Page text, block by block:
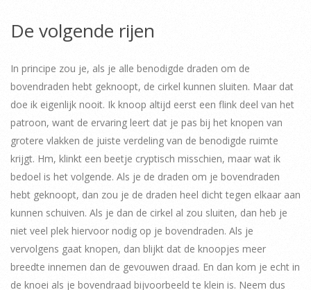
De volgende rijen
In principe zou je, als je alle benodigde draden om de
bovendraden hebt geknoopt, de cirkel kunnen sluiten. Maar dat
doe ik eigenlijk nooit. Ik knoop altijd eerst een flink deel van het
patroon, want de ervaring leert dat je pas bij het knopen van
grotere vlakken de juiste verdeling van de benodigde ruimte
krijgt. Hm, klinkt een beetje cryptisch misschien, maar wat ik
bedoel is het volgende. Als je de draden om je bovendraden
hebt geknoopt, dan zou je de draden heel dicht tegen elkaar aan
kunnen schuiven. Als je dan de cirkel al zou sluiten, dan heb je
niet veel plek hiervoor nodig op je bovendraden. Als je
vervolgens gaat knopen, dan blijkt dat de knoopjes meer
breedte innemen dan de gevouwen draad. En dan kom je echt in
de knoei als je bovendraad bijvoorbeeld te klein is. Neem dus